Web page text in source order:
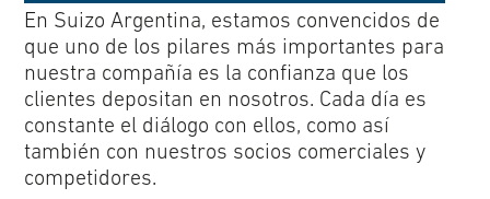
En Suizo Argentina, estamos convencidos de
que uno de los pilares más importantes para
nuestra compañía es la confianza que los
clientes depositan en nosotros. Cada día es
constante el diálogo con ellos, como así
también con nuestros socios comerciales y
competidores.